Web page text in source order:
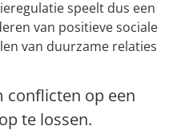
speelt dus een
van positieve sociale
van duurzame relaties
conflicten op een
te lossen.